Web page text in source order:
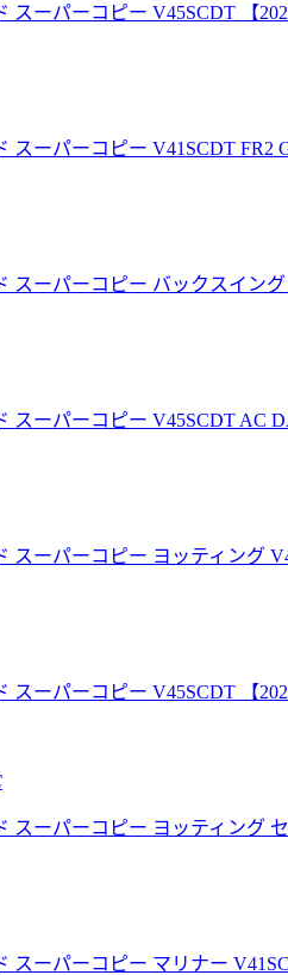
ーパーコピー V45SCDT 【
ーパーコピー V41SCDT FR2
スーパーコピー バックスイン
スーパーコピー V45SCDT AC
スーパーコピー ヨッティング
ーパーコピー V45SCDT 【
スーパーコピー ヨッティング
スーパーコピー マリナー